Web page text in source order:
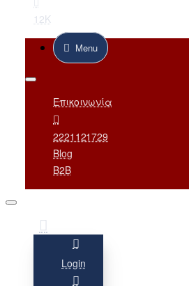
12K
Menu
Επικοινωνία
2221121729
Blog
B2B
Login